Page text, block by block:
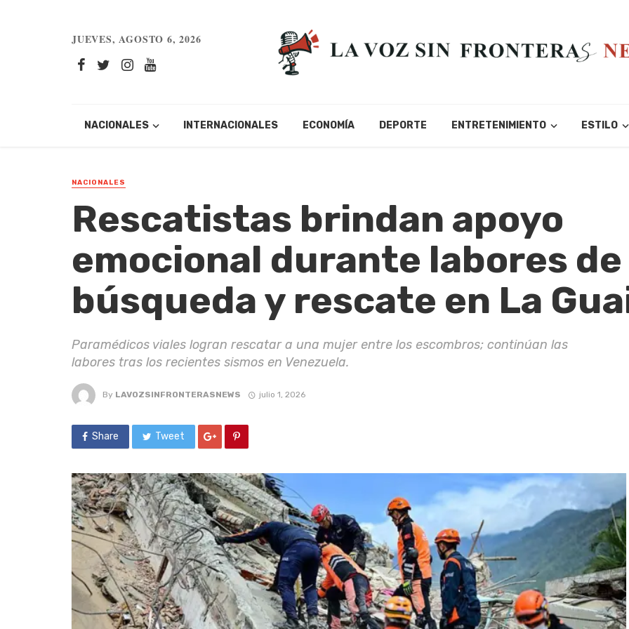
JUEVES, AGOSTO 6, 2026
NACIONALES INTERNACIONALES ECONOMÍA DEPORTE ENTRETENIMIENTO ESTILO
NACIONALES
Rescatistas brindan apoyo
emocional durante labores de
búsqueda y rescate en La
Paramédicos viales logran rescatar a una mujer entre los escombros; continúan las
labores tras los recientes sismos en Venezuela.
By LAVOZSINFRONTERASNEWS julio 1, 2026
Share Tweet